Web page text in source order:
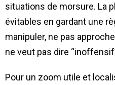
situations de morsure. La
évitables en gardant une
manipuler, ne pas
ne veut pas dire
Pour un zoom utile et